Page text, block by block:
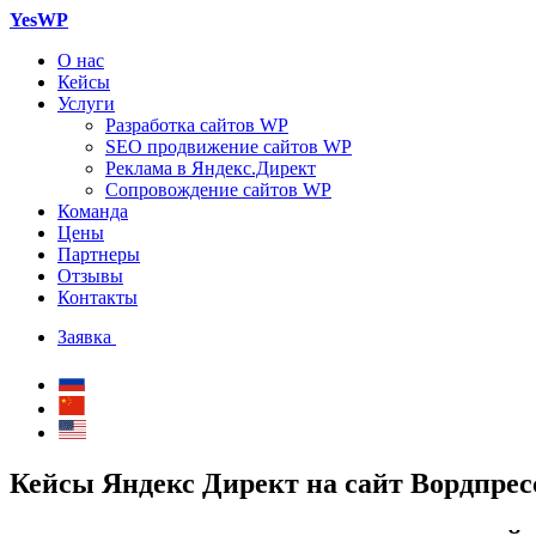
YesWP
О нас
Кейсы
Услуги
Разработка сайтов WP
SEO продвижение сайтов WP
Реклама в Яндекс.Директ
Сопровождение сайтов WP
Команда
Цены
Партнеры
Отзывы
Контакты
Заявка
Кейсы Яндекс Директ на сайт